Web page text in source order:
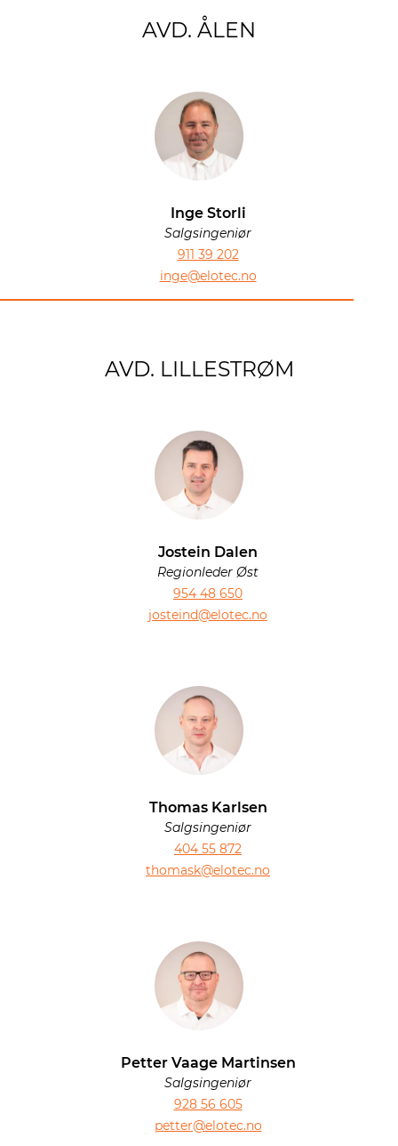
AVD. ÅLEN
Inge Storli
Salgsingeniør
911 39 202
inge@elotec.no
AVD. LILLESTRØM
Jostein Dalen
Regionleder Øst
954 48 650
josteind@elotec.no
Thomas Karlsen
Salgsingeniør
404 55 872
thomask@elotec.no
Petter Vaage Martinsen
Salgsingeniør
928 56 605
petter@elotec.no